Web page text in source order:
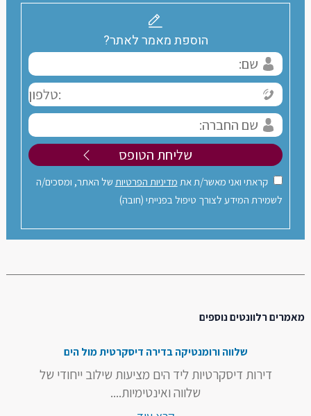
הוספת מאמר לאתר?
קראתי ואני מאשר/ת את מדיניות הפרטיות של האתר, ומסכים/ה
לשמירת המידע לצורך טיפול בפנייתי (חובה)
מאמרים רלוונטים נוספים
שלווה ורומנטיקה בדירה דיסקרטית מול הים
דירות דיסקרטיות ליד הים מציעות שילוב ייחודי של
שלווה ואינטימיות....